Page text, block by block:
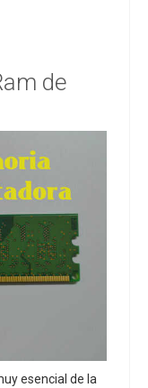
de
esencial de la